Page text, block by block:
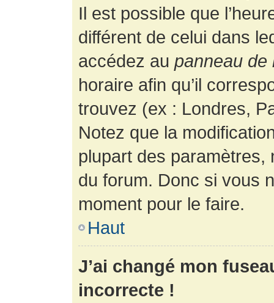
Il est possible que
différent de celui dans
accédez au panneau de
horaire afin qu’il
trouvez (ex : Londres,
Notez que la
plupart des paramètres,
du forum. Donc si vous
moment pour le faire.
Haut
J’ai changé mon
incorrecte !